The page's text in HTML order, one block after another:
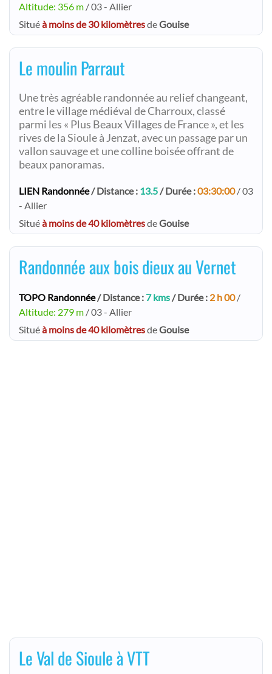
Altitude: 356 m / 03 - Allier
Situéà moins de 30 kilomètresdeGouise
Le moulin Parraut
Une très agréable randonnée au relief changeant,
entre le village médiéval de Charroux, classé
parmi les « Plus Beaux Villages de France », et les
rives de la Sioule à Jenzat, avec un passage par un
vallon sauvage et une colline boisée offrant de
beaux panoramas.
LIEN Randonnée/ Distance : 13.5/ Durée :03:30:00/ 03
- Allier
Situéà moins de 40 kilomètresdeGouise
Randonnée aux bois dieux au Vernet
TOPO Randonnée/ Distance : 7 kms/ Durée : 2 h 00/
Altitude: 279 m / 03 - Allier
Situéà moins de 40 kilomètresdeGouise
Le Val de Sioule à VTT